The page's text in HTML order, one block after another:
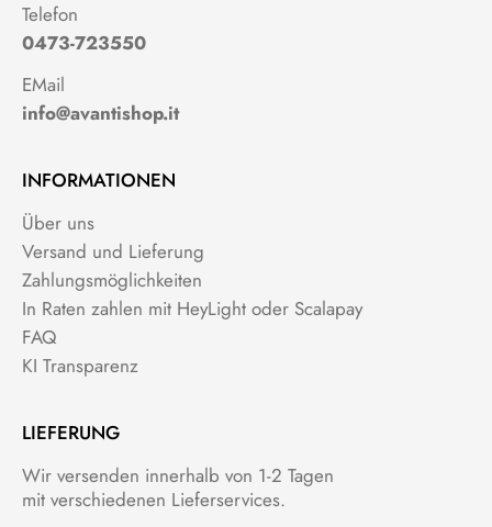
Telefon
0473-723550
EMail
info@avantishop.it
INFORMATIONEN
Über uns
Versand und Lieferung
Zahlungsmöglichkeiten
In Raten zahlen mit HeyLight oder Scalapay
FAQ
KI Transparenz
LIEFERUNG
Wir versenden innerhalb von 1-2 Tagen
mit verschiedenen Lieferservices.